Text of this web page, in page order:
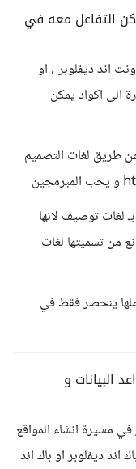
التفاعل معه في
اند ديفلوبر , او
الى اكواد يمكن
طريق لغات التصميم
ان يقومو بـ تسمية الـ html and css بـ لغات توصيف لانها
من تسميتها لغات
ينحصر فقط في
البيانات و
مسيرة انشاء المواقع
اند ديفلوبر او باك اند